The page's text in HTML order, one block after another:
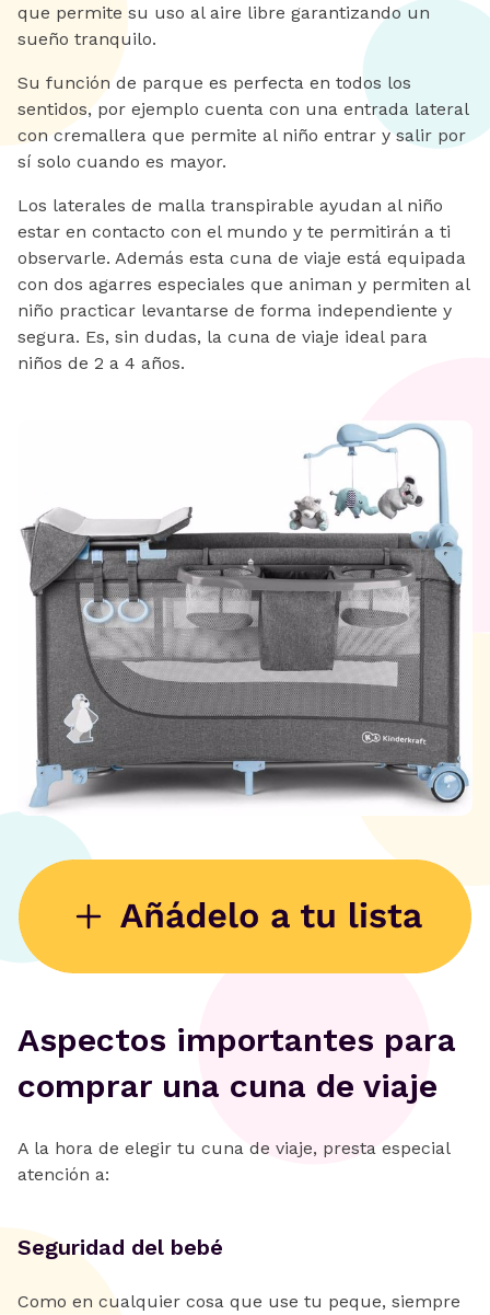
que permite su uso al aire libre garantizando un
sueño tranquilo.
Su función de parque es perfecta en todos los
sentidos, por ejemplo cuenta con una entrada lateral
con cremallera que permite al niño entrar y salir por
sí solo cuando es mayor.
Los laterales de malla transpirable ayudan al niño
estar en contacto con el mundo y te permitirán a ti
observarle. Además esta cuna de viaje está equipada
con dos agarres especiales que animan y permiten al
niño practicar levantarse de forma independiente y
segura. Es, sin dudas, la cuna de viaje ideal para
niños de 2 a 4 años.
Aspectos importantes para
comprar una cuna de viaje
A la hora de elegir tu cuna de viaje, presta especial
atención a:
Seguridad del bebé
Como en cualquier cosa que use tu peque, siempre